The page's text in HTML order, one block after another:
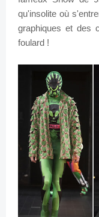
qu'insolite où
graphiques et des
foulard !